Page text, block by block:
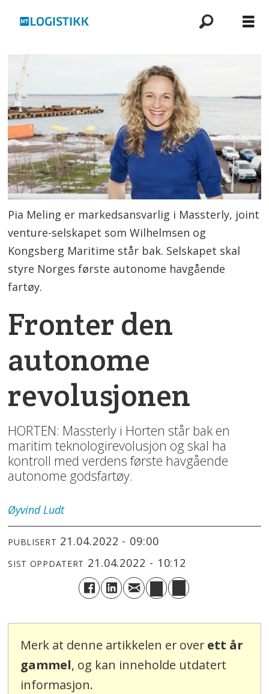
Pia Meling er markedsansvarlig i Massterly, joint
venture-selskapet som Wilhelmsen og
Kongsberg Maritime står bak. Selskapet skal
styre Norges første autonome havgående
fartøy.
Fronter den
autonome
revolusjonen
HORTEN: Massterly i Horten står bak en
maritim teknologirevolusjon og skal ha
kontroll med verdens første havgående
autonome godsfartøy.
Øyvind Ludt
PUBLISERT 21.04.2022 - 09:00
SIST OPPDATERT 21.04.2022 - 10:12
Merk at denne artikkelen er over ett år
gammel, og kan inneholde utdatert
informasjon.